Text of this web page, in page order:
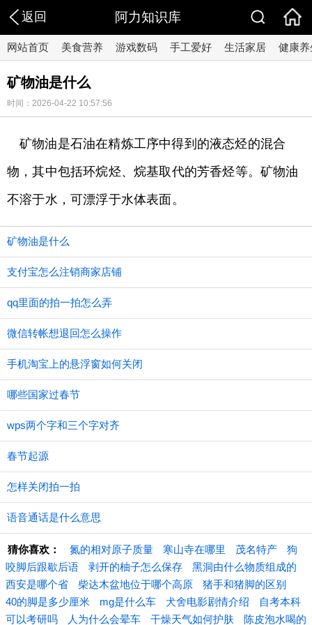
返回 阿力知识库
网站首页 美食营养 游戏数码 手工爱好 生活家居 健康养
矿物油是什么
时间：2026-04-22 10:57:56
矿物油是石油在精炼工序中得到的液态烃的混合
物，其中包括环烷烃、烷基取代的芳香烃等。矿物油
不溶于水，可漂浮于水体表面。
矿物油是什么
支付宝怎么注销商家店铺
qq里面的拍一拍怎么弄
微信转帐想退回怎么操作
手机淘宝上的悬浮窗如何关闭
哪些国家过春节
wps两个字和三个字对齐
春节起源
怎样关闭拍一拍
语音通话是什么意思
猜你喜欢： 氮的相对原子质量 寒山寺在哪里 茂名特产
狗
咬脚后跟歇后语
剥开的柚子怎么保存
黑洞由什么物质组成的
西安是哪个省
柴达木盆地位于哪个高原
猪手和猪脚的区别
40的脚是多少厘米
mg是什么车 犬舍电影剧情介绍
自考本科
可以考研吗
人为什么会晕车 干燥天气如何护肤 陈皮泡水喝的